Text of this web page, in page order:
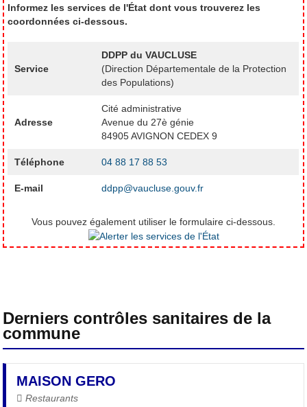
Informez les services de l'État dont vous trouverez les
coordonnées ci-dessous.
Service
DDPP du VAUCLUSE
(Direction Départementale de la Protection
des Populations)
Adresse
Cité administrative
Avenue du 27è génie
84905 AVIGNON CEDEX 9
Téléphone 04 88 17 88 53
E-mail ddpp@vaucluse.gouv.fr
Vous pouvez également utiliser le formulaire ci-dessous.
Derniers contrôles sanitaires de la
commune
MAISON GERO
Restaurants